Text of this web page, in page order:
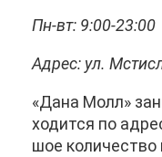
Пн-вт: 9:00-23:00
Ад­рес: ул.
«Да­на Молл»
хо­дит­ся по
шое